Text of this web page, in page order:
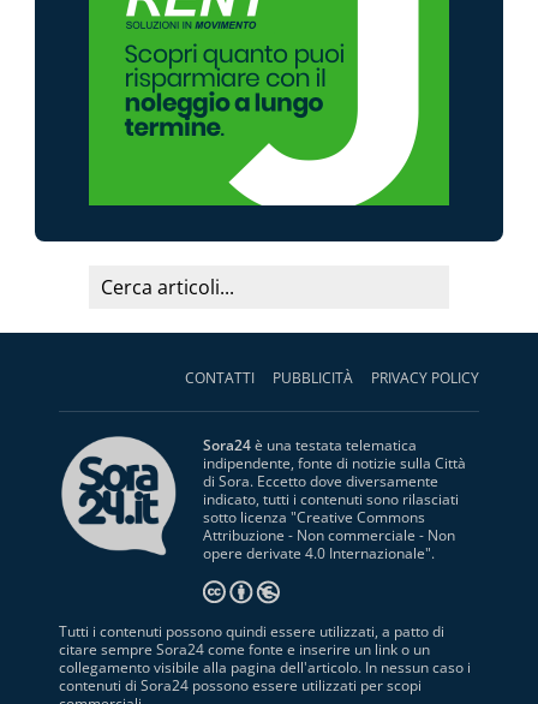
CONTATTI PUBBLICITÀ PRIVACY POLICY
Sora24è una testata telematica
indipendente, fonte di notizie sulla Città
di Sora. Eccetto dove diversamente
indicato, tutti i contenuti sono rilasciati
sotto licenza "Creative Commons
Attribuzione - Non commerciale - Non
opere derivate 4.0 Internazionale".
Tutti i contenuti possono quindi essere utilizzati, a patto di
citare sempre Sora24 come fonte e inserire un link o un
collegamento visibile alla pagina dell'articolo. In nessun caso i
contenuti di Sora24 possono essere utilizzati per scopi